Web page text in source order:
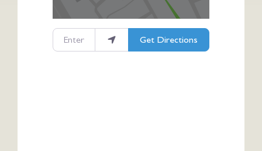
Enter your location
Get Directions